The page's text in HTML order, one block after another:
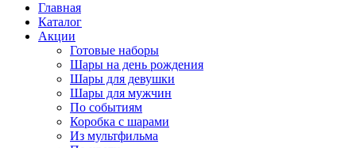
Главная
Каталог
Акции
Готовые наборы
Шары на день рождения
Шары для девушки
Шары для мужчин
По событиям
Коробка с шарами
Из мультфильма